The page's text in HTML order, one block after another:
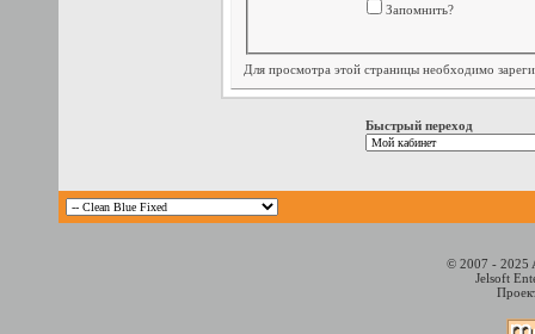
Запомнить?
Для просмотра этой страницы необходимо
Быстрый переход
© 2007 - 2025
Jelsoft